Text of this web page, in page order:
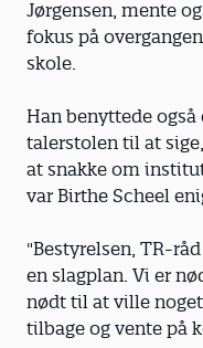
Jørgensen, mente
fokus på
skole.
Han benyttede også
talerstolen til at
at snakke om
var Birthe Scheel
"Bestyrelsen, TR-
en slagplan. Vi er
nødt til at ville
tilbage og vente på